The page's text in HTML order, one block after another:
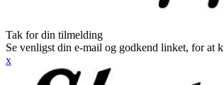
Tak for din tilmelding
Se venligst din e-mail og godkend linket, for at
x